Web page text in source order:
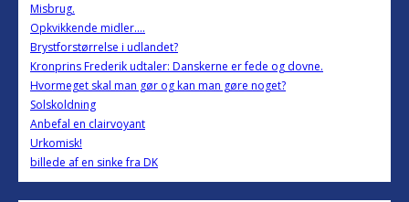
Misbrug.
Opkvikkende midler....
Brystforstørrelse i udlandet?
Kronprins Frederik udtaler: Danskerne er fede og dovne.
Hvormeget skal man gør og kan man gøre noget?
Solskoldning
Anbefal en clairvoyant
Urkomisk!
billede af en sinke fra DK